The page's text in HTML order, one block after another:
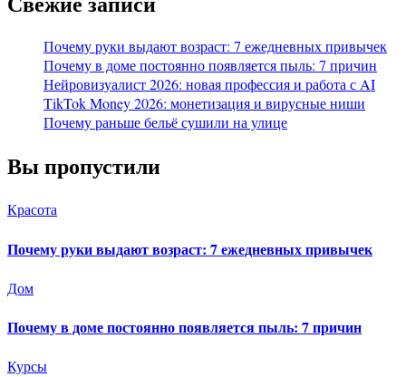
Почему руки выдают возраст: 7 ежедневных привычек
Почему в доме постоянно появляется пыль: 7 причин
Нейровизуалист 2026: новая профессия и работа с AI
TikTok Money 2026: монетизация и вирусные ниши
Почему раньше бельё сушили на улице
Вы пропустили
Красота
Почему руки выдают возраст: 7 ежедневных привычек
Дом
Почему в доме постоянно появляется пыль: 7 причин
Курсы